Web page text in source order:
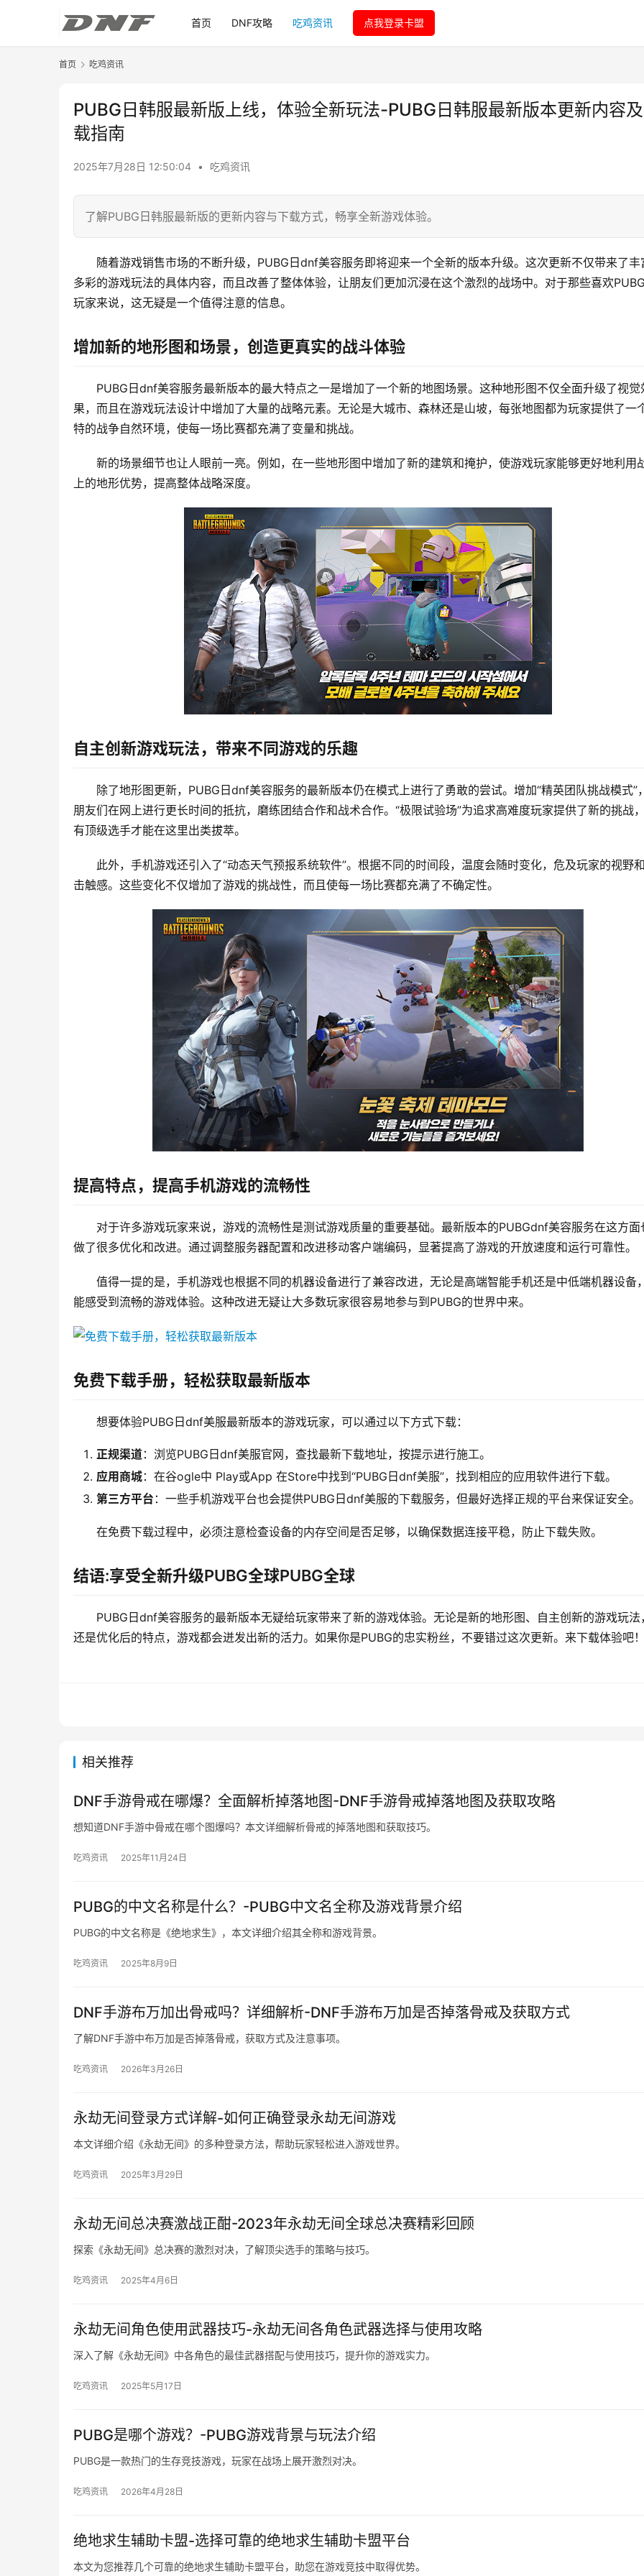
首页 DNF攻略 吃鸡资讯 点我登录卡盟
首页 吃鸡资讯
PUBG日韩服最新版上线，体验全新玩法-PUBG日韩服最新版本更新内容
载指南
2025年7月28日 12:50:04 • 吃鸡资讯
了解PUBG日韩服最新版的更新内容与下载方式，畅享全新游戏体验。
随着游戏销售市场的不断升级，PUBG日dnf美容服务即将迎来一个全新的版本升级。这次更新不仅带来了丰
多彩的游戏玩法的具体内容，而且改善了整体体验，让朋友们更加沉浸在这个激烈的战场中。对于那些喜欢
玩家来说，这无疑是一个值得注意的信息。
增加新的地形图和场景，创造更真实的战斗体验
PUBG日dnf美容服务最新版本的最大特点之一是增加了一个新的地图场景。这种地形图不仅全面升级了视觉
果，而且在游戏玩法设计中增加了大量的战略元素。无论是大城市、森林还是山坡，每张地图都为玩家提供了一
特的战争自然环境，使每一场比赛都充满了变量和挑战。
新的场景细节也让人眼前一亮。例如，在一些地形图中增加了新的建筑和掩护，使游戏玩家能够更好地利用
上的地形优势，提高整体战略深度。
自主创新游戏玩法，带来不同游戏的乐趣
除了地形图更新，PUBG日dnf美容服务的最新版本仍在模式上进行了勇敢的尝试。增加“精英团队挑战模式”
朋友们在网上进行更长时间的抵抗，磨练团结合作和战术合作。“极限试验场”为追求高难度玩家提供了新的挑战
有顶级选手才能在这里出类拔萃。
此外，手机游戏还引入了“动态天气预报系统软件”。根据不同的时间段，温度会随时变化，危及玩家的视野
击触感。这些变化不仅增加了游戏的挑战性，而且使每一场比赛都充满了不确定性。
提高特点，提高手机游戏的流畅性
对于许多游戏玩家来说，游戏的流畅性是测试游戏质量的重要基础。最新版本的PUBGdnf美容服务在这方面
做了很多优化和改进。通过调整服务器配置和改进移动客户端编码，显著提高了游戏的开放速度和运行可靠性。
值得一提的是，手机游戏也根据不同的机器设备进行了兼容改进，无论是高端智能手机还是中低端机器设备
能感受到流畅的游戏体验。这种改进无疑让大多数玩家很容易地参与到PUBG的世界中来。
免费下载手册，轻松获取最新版本
想要体验PUBG日dnf美服最新版本的游戏玩家，可以通过以下方式下载：
正规渠道：浏览PUBG日dnf美服官网，查找最新下载地址，按提示进行施工。
应用商城：在谷ogle中 Play或App 在Store中找到“PUBG日dnf美服”，找到相应的应用软件进行下载。
第三方平台 ：一些手机游戏平台也会提供PUBG日dnf美服的下载服务，但最好选择正规的平台来保证安全。
在免费下载过程中，必须注意检查设备的内存空间是否足够，以确保数据连接平稳，防止下载失败。
结语:享受全新升级PUBG全球PUBG全球
PUBG日dnf美容服务的最新版本无疑给玩家带来了新的游戏体验。无论是新的地形图、自主创新的游戏玩法
还是优化后的特点，游戏都会迸发出新的活力。如果你是PUBG的忠实粉丝，不要错过这次更新。来下载体验吧
相关推荐
DNF手游骨戒在哪爆？全面解析掉落地图-DNF手游骨戒掉落地图及获取攻略
想知道DNF手游中骨戒在哪个图爆吗？本文详细解析骨戒的掉落地图和获取技巧。
吃鸡资讯 2025年11月24日
PUBG的中文名称是什么？-PUBG中文名全称及游戏背景介绍
PUBG的中文名称是《绝地求生》，本文详细介绍其全称和游戏背景。
吃鸡资讯 2025年8月9日
DNF手游布万加出骨戒吗？详细解析-DNF手游布万加是否掉落骨戒及获取方式
了解DNF手游中布万加是否掉落骨戒，获取方式及注意事项。
吃鸡资讯 2026年3月26日
永劫无间登录方式详解-如何正确登录永劫无间游戏
本文详细介绍《永劫无间》的多种登录方法，帮助玩家轻松进入游戏世界。
吃鸡资讯 2025年3月29日
永劫无间总决赛激战正酣-2023年永劫无间全球总决赛精彩回顾
探索《永劫无间》总决赛的激烈对决，了解顶尖选手的策略与技巧。
吃鸡资讯 2025年4月6日
永劫无间角色使用武器技巧-永劫无间各角色武器选择与使用攻略
深入了解《永劫无间》中各角色的最佳武器搭配与使用技巧，提升你的游戏实力。
吃鸡资讯 2025年5月17日
PUBG是哪个游戏？-PUBG游戏背景与玩法介绍
PUBG是一款热门的生存竞技游戏，玩家在战场上展开激烈对决。
吃鸡资讯 2026年4月28日
绝地求生辅助卡盟-选择可靠的绝地求生辅助卡盟平台
本文为您推荐几个可靠的绝地求生辅助卡盟平台，助您在游戏竞技中取得优势。